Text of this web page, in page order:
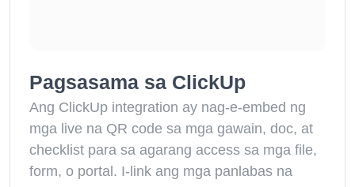
Pagsasama sa ClickUp
Ang ClickUp integration ay nag-e-embed ng
mga live na QR code sa mga gawain, doc, at
checklist para sa agarang access sa mga file,
form, o portal. I-link ang mga panlabas na